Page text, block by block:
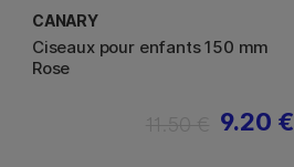
CANARY
Ciseaux pour enfants 150 mm
Rose
9.20 €